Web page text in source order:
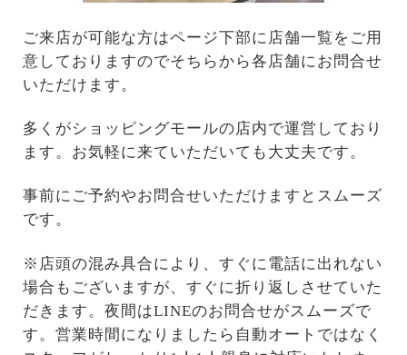
ご来店が可能な方はページ下部に店舗一覧をご用
意しておりますのでそちらから各店舗にお問合せ
いただけます。
多くがショッピングモールの店内で運営しており
ます。お気軽に来ていただいても大丈夫です。
事前にご予約やお問合せいただけますとスムーズ
です。
※店頭の混み具合により、すぐに電話に出れない
場合もございますが、すぐに折り返しさせていた
だきます。夜間はLINEのお問合せがスムーズで
す。営業時間になりましたら自動オートではなく